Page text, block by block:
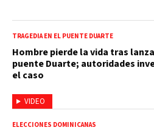
VIDEO
TRAGEDIA EN EL PUENTE DUARTE
Hombre pierde la vida tras
puente Duarte; autoridades
el caso
ELECCIONES DOMINICANAS